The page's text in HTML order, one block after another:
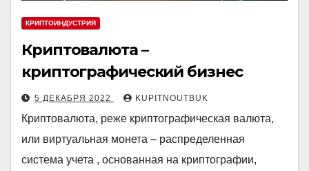
КРИПТОИНДУСТРИЯ
Криптовалюта –
криптографический бизнес
5 ДЕКАБРЯ 2022 KUPITNOUTBUK
Криптовалюта, реже криптографическая валюта,
или виртуальная монета – распределенная
система учета , основанная на криптографии,